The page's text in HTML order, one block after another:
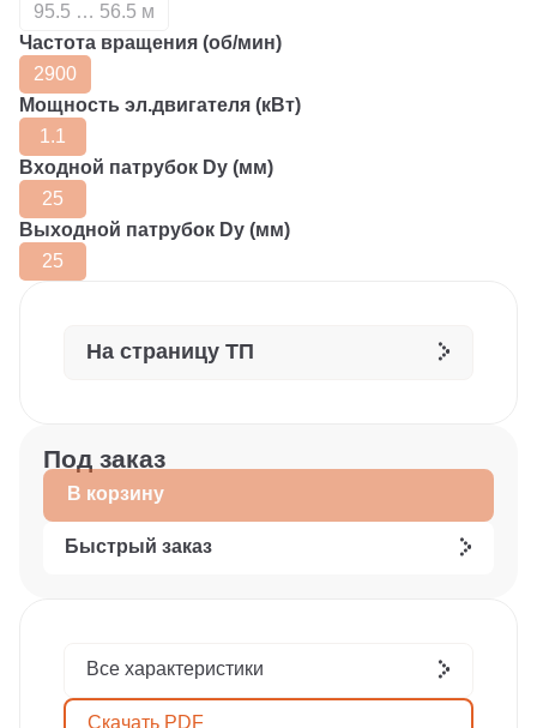
95.5 … 56.5 м
Частота вращения (об/мин)
2900
Мощность эл.двигателя (кВт)
1.1
Входной патрубок Dy (мм)
25
Выходной патрубок Dy (мм)
25
На страницу ТП
Под заказ
В корзину
Быстрый заказ
Все характеристики
Скачать PDF